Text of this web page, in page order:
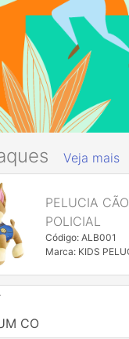
Veja mais
PELUCIA CÃO
POLICIAL
Código: ALB001
Marca: KIDS
CO